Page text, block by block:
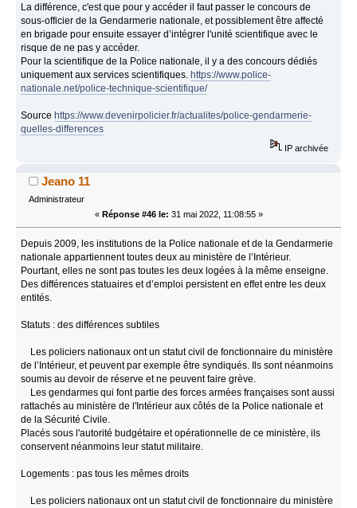
La différence, c'est que pour y accéder il faut passer le concours de
sous-officier de la Gendarmerie nationale, et possiblement être affecté
en brigade pour ensuite essayer d’intégrer l'unité scientifique avec le
risque de ne pas y accéder.
Pour la scientifique de la Police nationale, il y a des concours dédiés
uniquement aux services scientifiques. https://www.police-
nationale.net/police-technique-scientifique/
Source https://www.devenirpolicier.fr/actualites/police-gendarmerie-
quelles-differences
IP archivée
Jeano 11
Administrateur
« Réponse #46 le: 31 mai 2022, 11:08:55 »
Depuis 2009, les institutions de la Police nationale et de la Gendarmerie
nationale appartiennent toutes deux au ministère de l’Intérieur.
Pourtant, elles ne sont pas toutes les deux logées à la même enseigne.
Des différences statuaires et d’emploi persistent en effet entre les deux
entités.
Statuts : des différences subtiles
Les policiers nationaux ont un statut civil de fonctionnaire du ministère
de l’Intérieur, et peuvent par exemple être syndiqués. Ils sont néanmoins
soumis au devoir de réserve et ne peuvent faire grève.
Les gendarmes qui font partie des forces armées françaises sont aussi
rattachés au ministère de l'Intérieur aux côtés de la Police nationale et
de la Sécurité Civile.
Placés sous l'autorité budgétaire et opérationnelle de ce ministère, ils
conservent néanmoins leur statut militaire.
Logements : pas tous les mêmes droits
Les policiers nationaux ont un statut civil de fonctionnaire du ministère